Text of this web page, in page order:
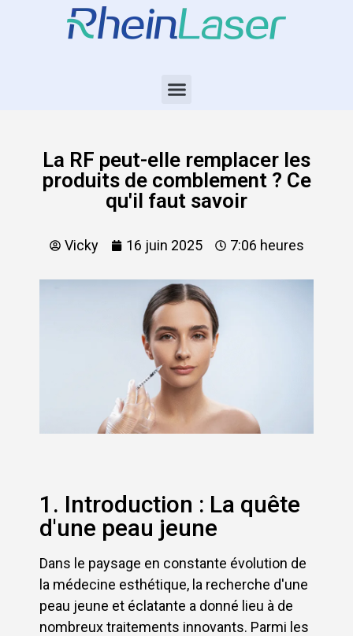
La RF peut-elle remplacer les
produits de comblement ? Ce
qu'il faut savoir
Vicky 16 juin 2025 7:06 heures
1. Introduction : La quête
d'une peau jeune
Dans le paysage en constante évolution de
la médecine esthétique, la recherche d'une
peau jeune et éclatante a donné lieu à de
nombreux traitements innovants. Parmi les